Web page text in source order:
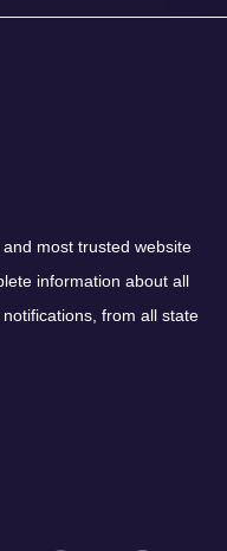
and most trusted website
information about all
from all state